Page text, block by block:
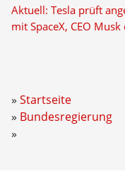
Aktuell: Tesla prüft
mit SpaceX, CEO
Startseite
Bundesregierung